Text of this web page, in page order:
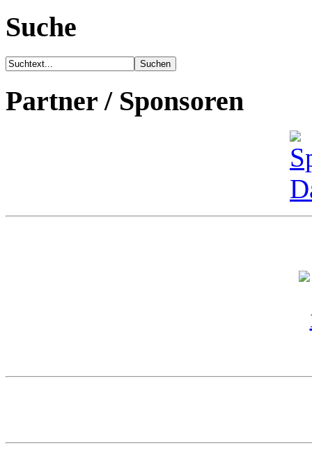
Suche
Partner / Sponsoren